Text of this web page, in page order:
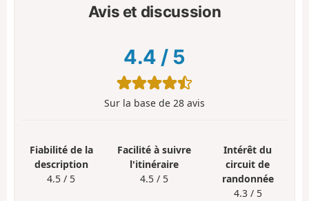
Avis et discussion
4.4 / 5
Sur la base de 28 avis
Fiabilité de la
description
4.5 / 5
Facilité à suivre
l'itinéraire
4.5 / 5
Intérêt du
circuit de
randonnée
4.3 / 5